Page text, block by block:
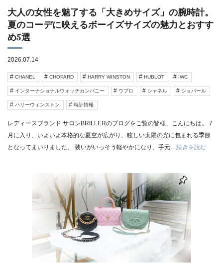
大人の女性を魅了する「大きめサイズ」の腕時計。
夏のコーデに映えるボーイズサイズの魅力とおすす
め5選
2026.07.14
CHANEL CHOPARD HARRY WINSTON HUBLOT IWC
インターナショナルウォッチカンパニー ウブロ シャネル ショパール
ハリーウィンストン 時計情報
レディースブランド サロンBRILLERのブログをご覧の皆様、こんにちは。 7
月に入り、いよいよ本格的な夏空が広がり、眩しい太陽の光に包まれる季節
となってまいりました。 装いがいっそう軽やかになり、手元…続きを読む